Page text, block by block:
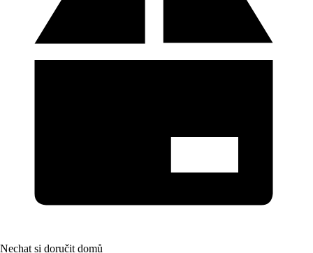
Nechat si doručit domů